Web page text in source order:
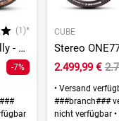
(1)*
Stereo ONE22 Race - 29 Zoll - Fully - 2026
-7%
CUBE
2.499,99 €
•Versand
###branch###
nicht verfügbar •